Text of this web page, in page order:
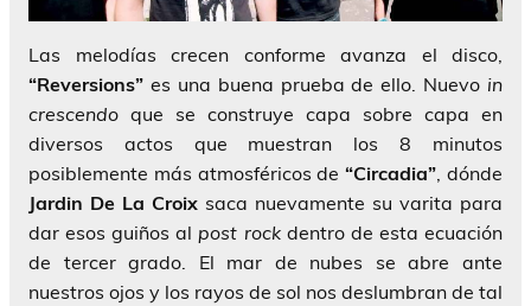
Las melodías crecen conforme avanza el disco,
“Reversions” es una buena prueba de ello. Nuevo in
crescendo que se construye capa sobre capa en
diversos actos que muestran los 8 minutos
posiblemente más atmosféricos de“Circadia”, dónde
Jardin De La Croix saca nuevamente su varita para
dar esos guiños al post rockdentro de esta ecuación
de tercer grado. El mar de nubes se abre ante
nuestros ojos y los rayos de sol nos deslumbran de tal